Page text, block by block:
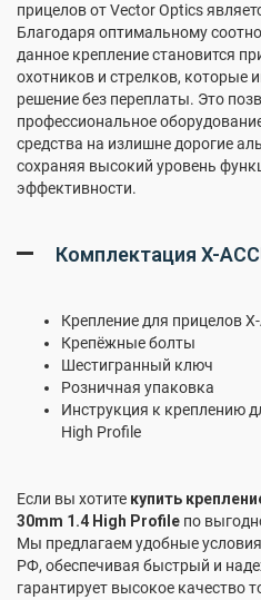
прицелов от Vector Optics
Благодаря оптимальному
данное крепление становится
охотников и стрелков, которые
решение без переплаты. Это
профессиональное
средства на излишне дорогие
сохраняя высокий уровень
эффективности.
Комплектация X-
Крепление для прицелов
Крепёжные болты
Шестигранный ключ
Розничная упаковка
Инструкция к креплению
High Profile
Если вы хотите купить
30mm 1.4 High Profile по
Мы предлагаем удобные
РФ, обеспечивая быстрый и
гарантирует высокое качество